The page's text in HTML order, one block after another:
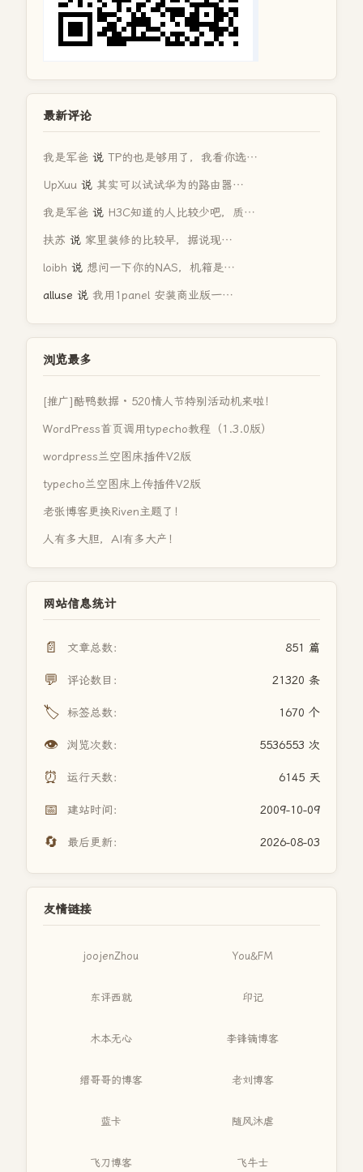
最新评论
我是军爸 说 TP的也是够用了，我看你选…
UpXuu 说 其实可以试试华为的路由器…
我是军爸 说 H3C知道的人比较少吧，质…
扶苏 说 家里装修的比较早，据说现…
loibh 说 想问一下你的NAS，机箱是…
alluse 说 我用1panel 安装商业版一…
浏览最多
[推广]酷鸭数据 · 520情人节特别活动机来啦！
WordPress首页调用typecho教程（1.3.0版）
wordpress兰空图床插件V2版
typecho兰空图床上传插件V2版
老张博客更换Riven主题了！
人有多大胆，AI有多大产！
网站信息统计
📄 文章总数： 851 篇
💬 评论数目： 21320 条
🏷️ 标签总数： 1670 个
👁️ 浏览次数： 5536553 次
⏰ 运行天数： 6145 天
📅 建站时间： 2009-10-09
🔄 最后更新： 2026-08-03
友情链接
joojenZhou You&FM
东评西就 印记
木本无心 李锋镝博客
缙哥哥的博客 老刘博客
蓝卡 随风沐虐
飞刀博客 飞牛士